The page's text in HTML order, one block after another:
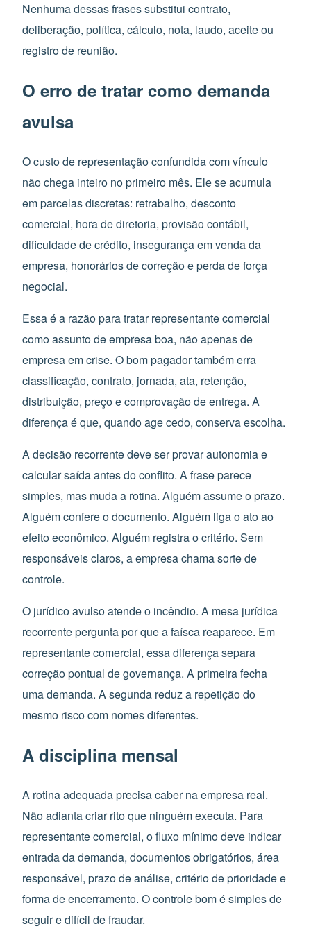
Nenhuma dessas frases substitui contrato,
deliberação, política, cálculo, nota, laudo, aceite ou
registro de reunião.
O erro de tratar como demanda
avulsa
O custo de representação confundida com vínculo
não chega inteiro no primeiro mês. Ele se acumula
em parcelas discretas: retrabalho, desconto
comercial, hora de diretoria, provisão contábil,
dificuldade de crédito, insegurança em venda da
empresa, honorários de correção e perda de força
negocial.
Essa é a razão para tratar representante comercial
como assunto de empresa boa, não apenas de
empresa em crise. O bom pagador também erra
classificação, contrato, jornada, ata, retenção,
distribuição, preço e comprovação de entrega. A
diferença é que, quando age cedo, conserva escolha.
A decisão recorrente deve ser provar autonomia e
calcular saída antes do conflito. A frase parece
simples, mas muda a rotina. Alguém assume o prazo.
Alguém confere o documento. Alguém liga o ato ao
efeito econômico. Alguém registra o critério. Sem
responsáveis claros, a empresa chama sorte de
controle.
O jurídico avulso atende o incêndio. A mesa jurídica
recorrente pergunta por que a faísca reaparece. Em
representante comercial, essa diferença separa
correção pontual de governança. A primeira fecha
uma demanda. A segunda reduz a repetição do
mesmo risco com nomes diferentes.
A disciplina mensal
A rotina adequada precisa caber na empresa real.
Não adianta criar rito que ninguém executa. Para
representante comercial, o fluxo mínimo deve indicar
entrada da demanda, documentos obrigatórios, área
responsável, prazo de análise, critério de prioridade e
forma de encerramento. O controle bom é simples de
seguir e difícil de fraudar.